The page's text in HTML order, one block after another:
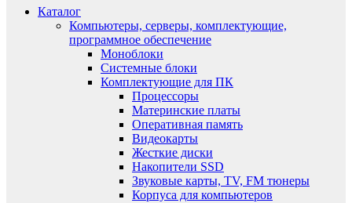
Каталог
Компьютеры, серверы, комплектующие,
программное обеспечение
Моноблоки
Системные блоки
Комплектующие для ПК
Процессоры
Материнские платы
Оперативная память
Видеокарты
Жесткие диски
Накопители SSD
Звуковые карты, TV, FM тюнеры
Корпуса для компьютеров